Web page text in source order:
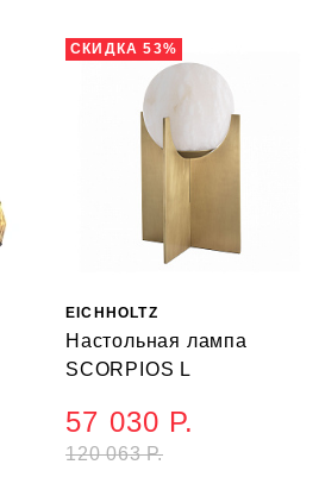
СКИДКА 53%
EICHHOLTZ
Настольная лампа
SCORPIOS L
120 063 Р.
57 030 Р.